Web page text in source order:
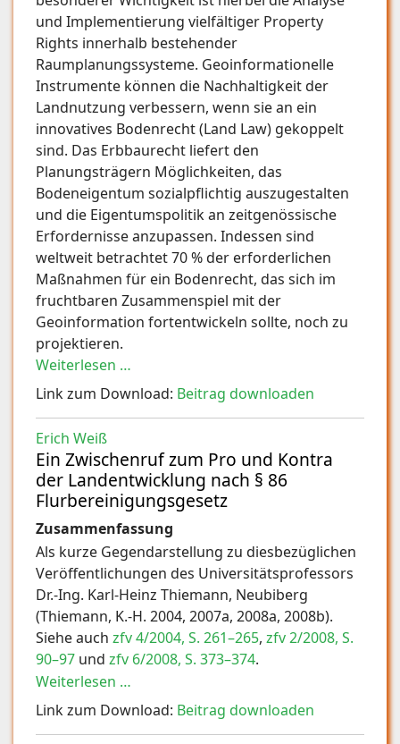
und Implementierung vielfältiger Property
Rights innerhalb bestehender
Raumplanungssysteme. Geoinformationelle
Instrumente können die Nachhaltigkeit der
Landnutzung verbessern, wenn sie an ein
innovatives Bodenrecht (Land Law) gekoppelt
sind. Das Erbbaurecht liefert den
Planungsträgern Möglichkeiten, das
Bodeneigentum sozialpflichtig auszugestalten
und die Eigentumspolitik an zeitgenössische
Erfordernisse anzupassen. Indessen sind
weltweit betrachtet 70 % der erforderlichen
Maßnahmen für ein Bodenrecht, das sich im
fruchtbaren Zusammenspiel mit der
Geoinformation fortentwickeln sollte, noch zu
projektieren.
Weiterlesen …
Link zum Download: Beitrag downloaden
Erich Weiß
Ein Zwischenruf zum Pro und Kontra
der Landentwicklung nach § 86
Flurbereinigungsgesetz
Zusammenfassung
Als kurze Gegendarstellung zu diesbezüglichen
Veröffentlichungen des Universitätsprofessors
Dr.‑Ing. Karl-Heinz Thiemann, Neubiberg
(Thiemann, K.‑H. 2004, 2007a, 2008a, 2008b).
Siehe auch zfv 4/2004, S. 261–265, zfv 2/2008, S.
90–97 und zfv 6/2008, S. 373–374.
Weiterlesen …
Link zum Download: Beitrag downloaden